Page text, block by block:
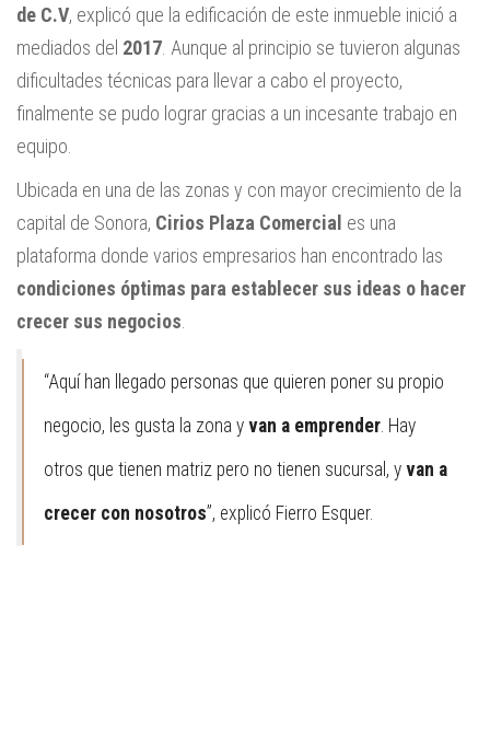
de C.V, explicó que la edificación de este inmueble inició a
mediados del 2017. Aunque al principio se tuvieron algunas
dificultades técnicas para llevar a cabo el proyecto,
finalmente se pudo lograr gracias a un incesante trabajo en
equipo.
Ubicada en una de las zonas y con mayor crecimiento de la
capital de Sonora, Cirios Plaza Comercial es una
plataforma donde varios empresarios han encontrado las
condiciones óptimas para establecer sus ideas o hacer
crecer sus negocios.
“Aquí han llegado personas que quieren poner su propio
negocio, les gusta la zona y van a emprender. Hay
otros que tienen matriz pero no tienen sucursal, y van a
crecer con nosotros”, explicó Fierro Esquer.